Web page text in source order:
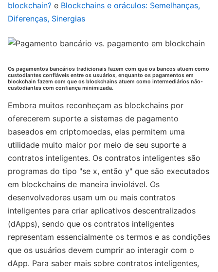
blockchain? e Blockchains e oráculos: Semelhanças,
Diferenças, Sinergias
Os pagamentos bancários tradicionais fazem com que os bancos atuem como
custodiantes confiáveis entre os usuários, enquanto os pagamentos em
blockchain fazem com que os blockchains atuem como intermediários não-
custodiantes com confiança minimizada.
Embora muitos reconheçam as blockchains por
oferecerem suporte a sistemas de pagamento
baseados em criptomoedas, elas permitem uma
utilidade muito maior por meio de seu suporte a
contratos inteligentes. Os contratos inteligentes são
programas do tipo "se x, então y" que são executados
em blockchains de maneira inviolável. Os
desenvolvedores usam um ou mais contratos
inteligentes para criar aplicativos descentralizados
(dApps), sendo que os contratos inteligentes
representam essencialmente os termos e as condições
que os usuários devem cumprir ao interagir com o
dApp. Para saber mais sobre contratos inteligentes,